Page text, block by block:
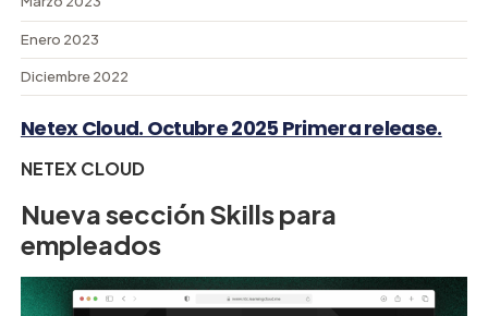
Netex Cloud. Octubre 2025 Primera release.
NETEX CLOUD
Nueva sección Skills para
empleados
Enero 2023
Diciembre 2022